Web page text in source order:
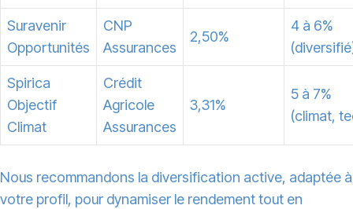
Suravenir
Opportunités
CNP
Assurances
2,50%
4 à 6%
Spirica
Objectif
Climat
Crédit
Agricole
Assurances
3,31%
5 à 7%
(climat,
Nous recommandons la diversification active, adaptée à
votre profil, pour dynamiser le rendement tout en